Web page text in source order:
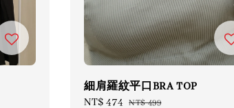
細肩羅紋平口BRA TOP
Sale
NT$ 474 Regular
NT$ 499